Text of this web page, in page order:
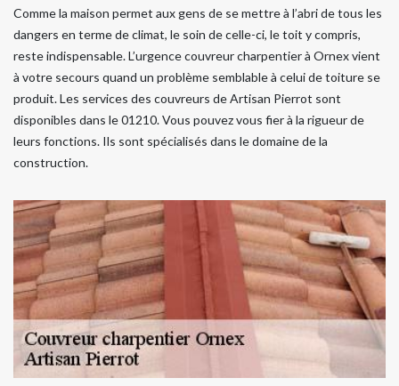
Comme la maison permet aux gens de se mettre à l’abri de tous les
dangers en terme de climat, le soin de celle-ci, le toit y compris,
reste indispensable. L’urgence couvreur charpentier à Ornex vient
à votre secours quand un problème semblable à celui de toiture se
produit. Les services des couvreurs de Artisan Pierrot sont
disponibles dans le 01210. Vous pouvez vous fier à la rigueur de
leurs fonctions. Ils sont spécialisés dans le domaine de la
construction.